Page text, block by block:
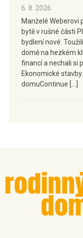
6. 8. 2026
Manželé Weberovi
bytě v rušné části
bydlení nové.
domě na hezkém
financí a nechali si
Ekonomické
domuContinue […]